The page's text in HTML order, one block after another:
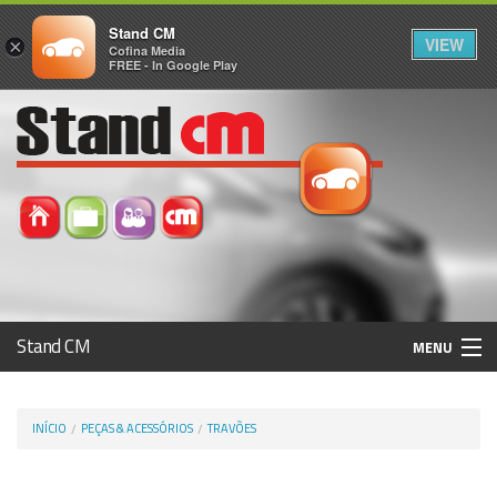
Stand CM MENU
INÍCIO PEÇAS & ACESSÓRIOS TRAVÕES
×
Stand CM
Cofina Media
FREE - In Google Play
VIEW